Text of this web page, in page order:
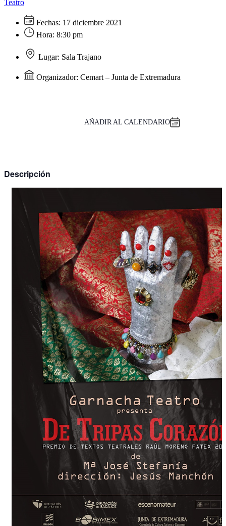
Teatro
Fechas: 17 diciembre 2021
Hora: 8:30 pm
Lugar: Sala Trajano
Organizador: Cemart – Junta de Extremadura
AÑADIR AL CALENDARIO
Descripción